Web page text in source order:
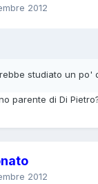
2012
studiato un po'
parente di Di
2012